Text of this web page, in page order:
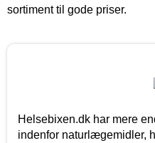
sortiment til gode priser.
Helsebixen.dk har mere
indenfor naturlægemidler,